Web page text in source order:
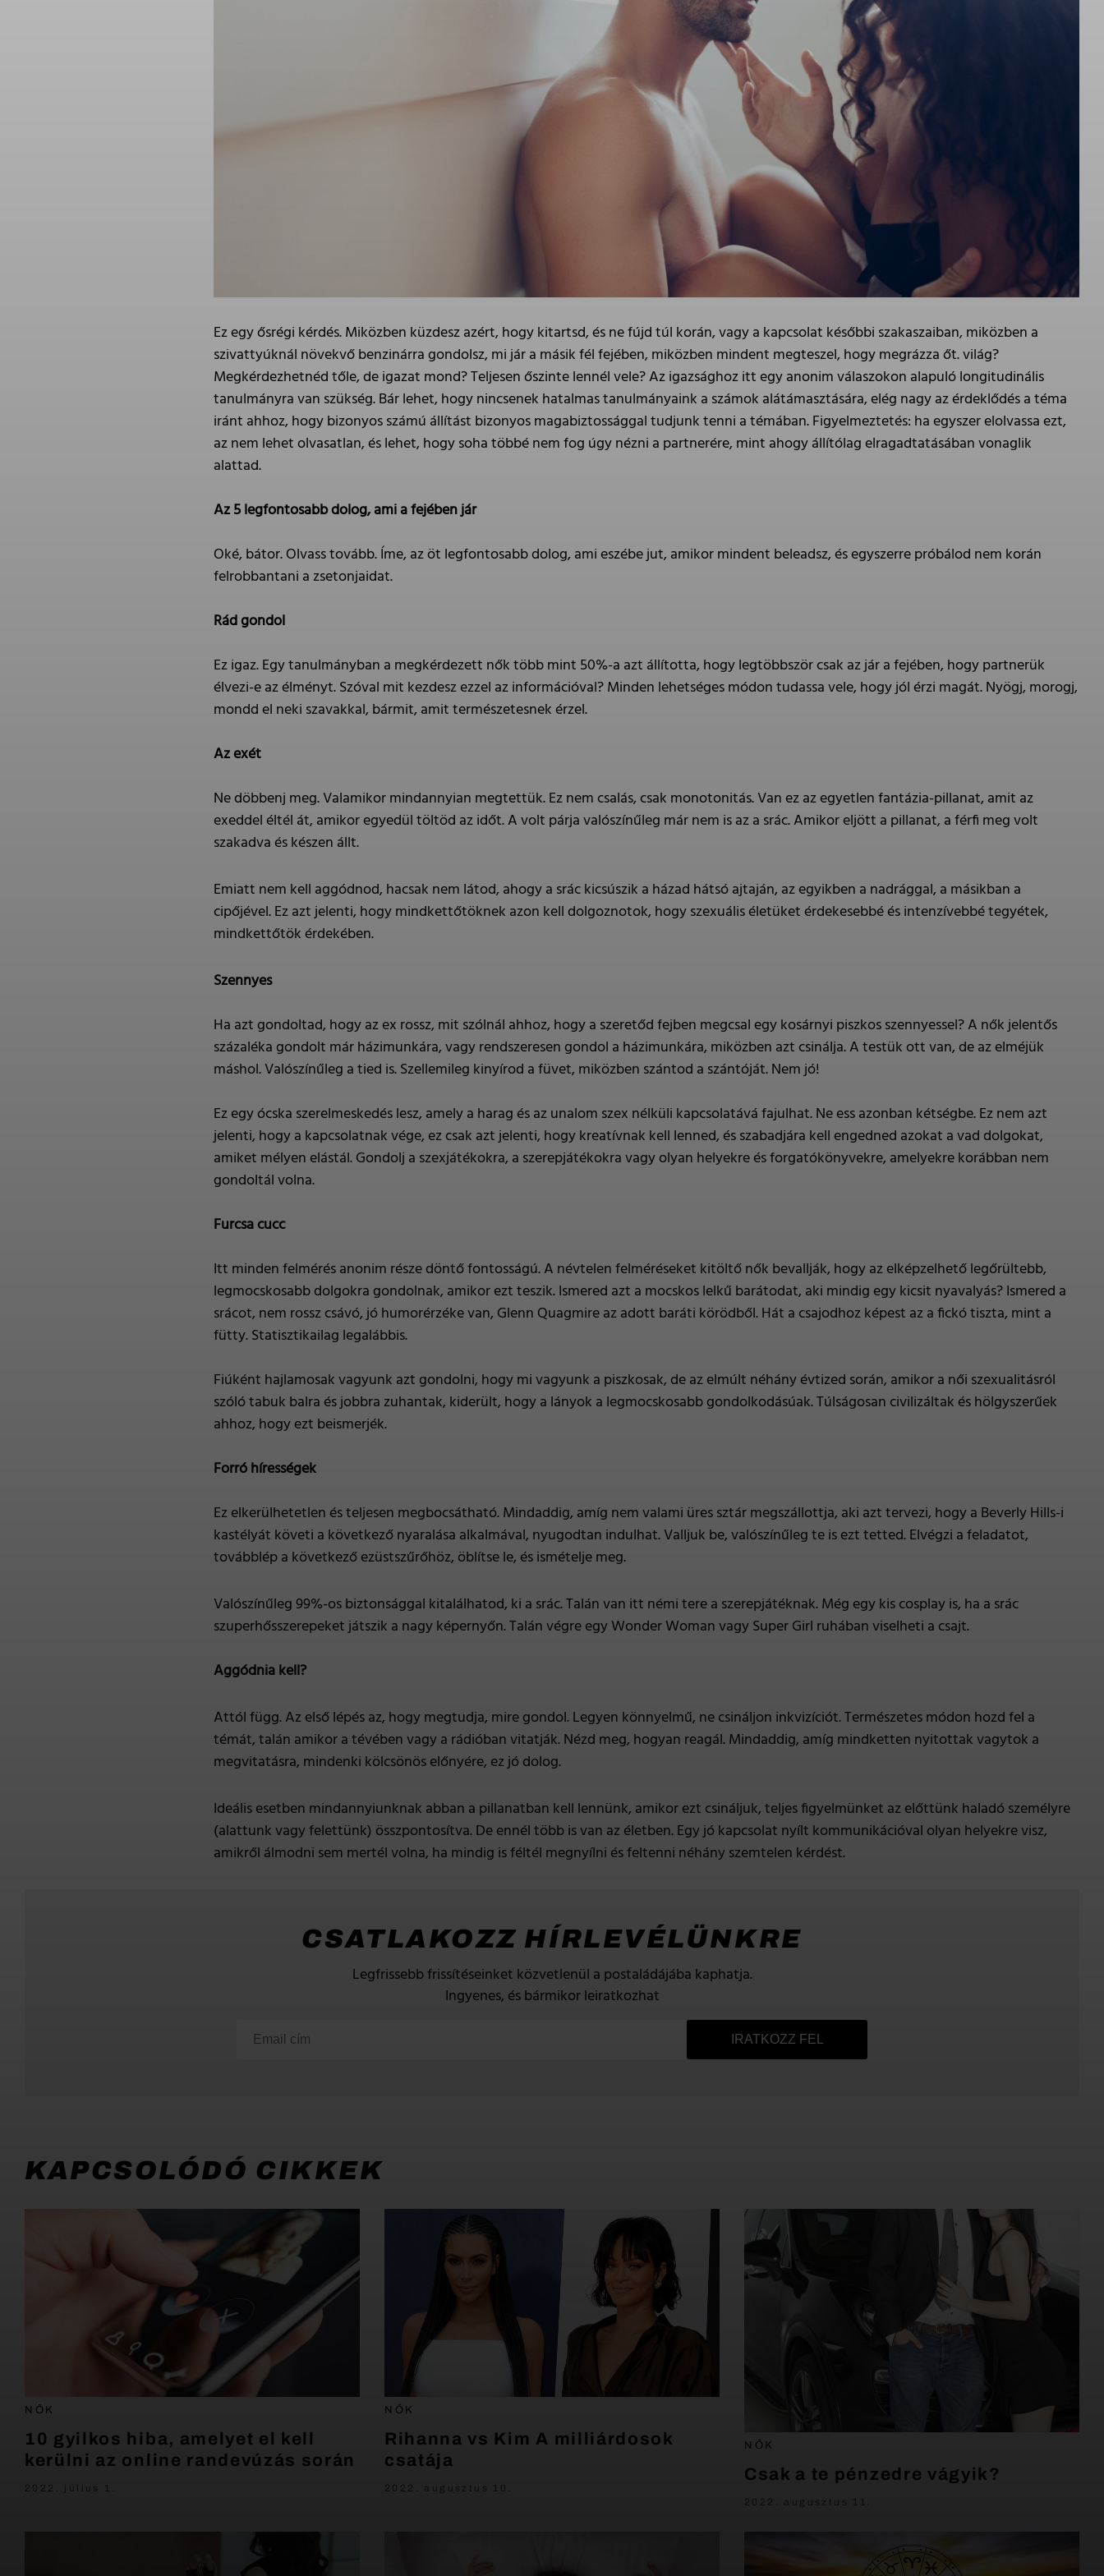
Ez egy ősrégi kérdés. Miközben küzdesz azért, hogy kitartsd, és ne fújd túl korán, vagy a kapcsolat későbbi szakaszaiban, miközben a
szivattyúknál növekvő benzinárra gondolsz, mi jár a másik fél fejében, miközben mindent megteszel, hogy megrázza őt. világ?
Megkérdezhetnéd tőle, de igazat mond? Teljesen őszinte lennél vele? Az igazsághoz itt egy anonim válaszokon alapuló longitudinális
tanulmányra van szükség. Bár lehet, hogy nincsenek hatalmas tanulmányaink a számok alátámasztására, elég nagy az érdeklődés a téma
iránt ahhoz, hogy bizonyos számú állítást bizonyos magabiztossággal tudjunk tenni a témában. Figyelmeztetés: ha egyszer elolvassa ezt,
az nem lehet olvasatlan, és lehet, hogy soha többé nem fog úgy nézni a partnerére, mint ahogy állítólag elragadtatásában vonaglik
alattad.
Az 5 legfontosabb dolog, ami a fejében jár
Oké, bátor. Olvass tovább. Íme, az öt legfontosabb dolog, ami eszébe jut, amikor mindent beleadsz, és egyszerre próbálod nem korán
felrobbantani a zsetonjaidat.
Rád gondol
Ez igaz. Egy tanulmányban a megkérdezett nők több mint 50%-a azt állította, hogy legtöbbször csak az jár a fejében, hogy partnerük
élvezi-e az élményt. Szóval mit kezdesz ezzel az információval? Minden lehetséges módon tudassa vele, hogy jól érzi magát. Nyögj, morogj,
mondd el neki szavakkal, bármit, amit természetesnek érzel.
Az exét
Ne döbbenj meg. Valamikor mindannyian megtettük. Ez nem csalás, csak monotonitás. Van ez az egyetlen fantázia-pillanat, amit az
exeddel éltél át, amikor egyedül töltöd az időt. A volt párja valószínűleg már nem is az a srác. Amikor eljött a pillanat, a férfi meg volt
szakadva és készen állt.
Emiatt nem kell aggódnod, hacsak nem látod, ahogy a srác kicsúszik a házad hátsó ajtaján, az egyikben a nadrággal, a másikban a
cipőjével. Ez azt jelenti, hogy mindkettőtöknek azon kell dolgoznotok, hogy szexuális életüket érdekesebbé és intenzívebbé tegyétek,
mindkettőtök érdekében.
Szennyes
Ha azt gondoltad, hogy az ex rossz, mit szólnál ahhoz, hogy a szeretőd fejben megcsal egy kosárnyi piszkos szennyessel? A nők jelentős
százaléka gondolt már házimunkára, vagy rendszeresen gondol a házimunkára, miközben azt csinálja. A testük ott van, de az elméjük
máshol. Valószínűleg a tied is. Szellemileg kinyírod a füvet, miközben szántod a szántóját. Nem jó!
Ez egy ócska szerelmeskedés lesz, amely a harag és az unalom szex nélküli kapcsolatává fajulhat. Ne ess azonban kétségbe. Ez nem azt
jelenti, hogy a kapcsolatnak vége, ez csak azt jelenti, hogy kreatívnak kell lenned, és szabadjára kell engedned azokat a vad dolgokat,
amiket mélyen elástál. Gondolj a szexjátékokra, a szerepjátékokra vagy olyan helyekre és forgatókönyvekre, amelyekre korábban nem
gondoltál volna.
Furcsa cucc
Itt minden felmérés anonim része döntő fontosságú. A névtelen felméréseket kitöltő nők bevallják, hogy az elképzelhető legőrültebb,
legmocskosabb dolgokra gondolnak, amikor ezt teszik. Ismered azt a mocskos lelkű barátodat, aki mindig egy kicsit nyavalyás? Ismered a
srácot, nem rossz csávó, jó humorérzéke van, Glenn Quagmire az adott baráti körödből. Hát a csajodhoz képest az a fickó tiszta, mint a
fütty. Statisztikailag legalábbis.
Fiúként hajlamosak vagyunk azt gondolni, hogy mi vagyunk a piszkosak, de az elmúlt néhány évtized során, amikor a női szexualitásról
szóló tabuk balra és jobbra zuhantak, kiderült, hogy a lányok a legmocskosabb gondolkodásúak. Túlságosan civilizáltak és hölgyszerűek
ahhoz, hogy ezt beismerjék.
Forró hírességek
Ez elkerülhetetlen és teljesen megbocsátható. Mindaddig, amíg nem valami üres sztár megszállottja, aki azt tervezi, hogy a Beverly Hills-i
kastélyát követi a következő nyaralása alkalmával, nyugodtan indulhat. Valljuk be, valószínűleg te is ezt tetted. Elvégzi a feladatot,
továbblép a következő ezüstszűrőhöz, öblítse le, és ismételje meg.
Valószínűleg 99%-os biztonsággal kitalálhatod, ki a srác. Talán van itt némi tere a szerepjátéknak. Még egy kis cosplay is, ha a srác
szuperhősszerepeket játszik a nagy képernyőn. Talán végre egy Wonder Woman vagy Super Girl ruhában viselheti a csajt.
Aggódnia kell?
Attól függ. Az első lépés az, hogy megtudja, mire gondol. Legyen könnyelmű, ne csináljon inkvizíciót. Természetes módon hozd fel a
témát, talán amikor a tévében vagy a rádióban vitatják. Nézd meg, hogyan reagál. Mindaddig, amíg mindketten nyitottak vagytok a
megvitatásra, mindenki kölcsönös előnyére, ez jó dolog.
Ideális esetben mindannyiunknak abban a pillanatban kell lennünk, amikor ezt csináljuk, teljes figyelmünket az előttünk haladó személyre
(alattunk vagy felettünk) összpontosítva. De ennél több is van az életben. Egy jó kapcsolat nyílt kommunikációval olyan helyekre visz,
amikről álmodni sem mertél volna, ha mindig is féltél megnyílni és feltenni néhány szemtelen kérdést.
CSATLAKOZZ HÍRLEVÉLÜNKRE
Legfrissebb frissítéseinket közvetlenül a postaládájába kaphatja.
Ingyenes, és bármikor leiratkozhat
IRATKOZZ FEL
KAPCSOLÓDÓ CIKKEK
NŐK
10 gyilkos hiba, amelyet el kell
kerülni az online randevúzás során
2022. július 1.
NŐK
Rihanna vs Kim A milliárdosok
csatája
2022. augusztus 10.
NŐK
Csak a te pénzedre vágyik?
2022. augusztus 11.